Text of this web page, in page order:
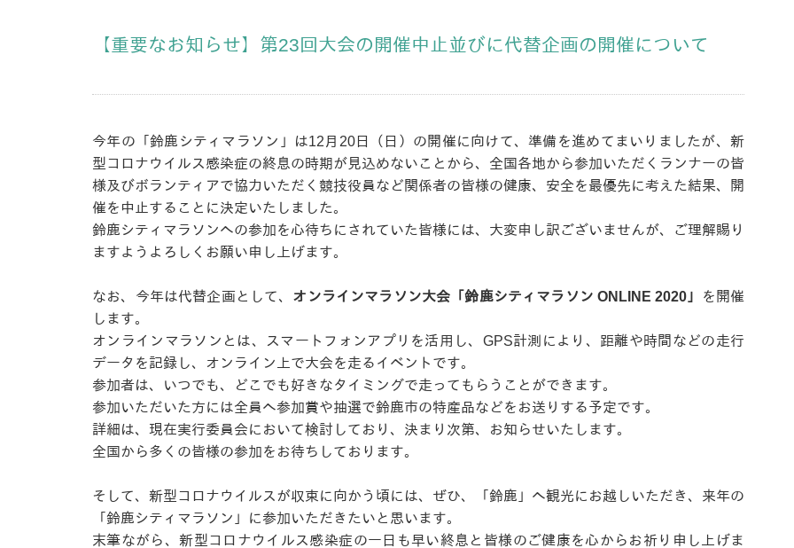
【重要なお知らせ】第23回大会の開催中止並びに代替企画の開催について
今年の「鈴鹿シティマラソン」は12月20日（日）の開催に向けて、準備を進めてまいりましたが、新
型コロナウイルス感染症の終息の時期が見込めないことから、全国各地から参加いただくランナーの皆
様及びボランティアで協力いただく競技役員など関係者の皆様の健康、安全を最優先に考えた結果、開
催を中止することに決定いたしました。
鈴鹿シティマラソンへの参加を心待ちにされていた皆様には、大変申し訳ございませんが、ご理解賜り
ますようよろしくお願い申し上げます。
なお、今年は代替企画として、 オンラインマラソン大会「鈴鹿シティマラソン ONLINE 2020」
を開催
します。
オンラインマラソンとは、スマートフォンアプリを活用し、GPS計測により、距離や時間などの走行
データを記録し、オンライン上で大会を走るイベントです。
参加者は、いつでも、どこでも好きなタイミングで走ってもらうことができます。
参加いただいた方には全員へ参加賞や抽選で鈴鹿市の特産品などをお送りする予定です。
詳細は、現在実行委員会において検討しており、決まり次第、お知らせいたします。
全国から多くの皆様の参加をお待ちしております。
そして、新型コロナウイルスが収束に向かう頃には、ぜひ、「鈴鹿」へ観光にお越しいただき、来年の
「鈴鹿シティマラソン」に参加いただきたいと思います。
末筆ながら、新型コロナウイルス感染症の一日も早い終息と皆様のご健康を心からお祈り申し上げま